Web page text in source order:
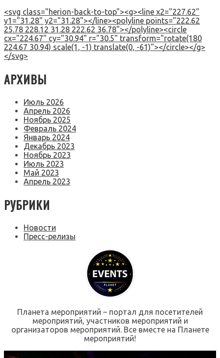
<svg class="herion-back-to-top"><g><line x2="227.62"
y1="31.28" y2="31.28"></line><polyline points="222.62
25.78 228.12 31.28 222.62 36.78"></polyline><circle
cx="224.67" cy="30.94" r="30.5" transform="rotate(180
224.67 30.94) scale(1, -1) translate(0, -61)"></circle></g>
</svg>
АРХИВЫ
Июль 2026
Апрель 2026
Ноябрь 2025
Февраль 2024
Январь 2024
Декабрь 2023
Ноябрь 2023
Июль 2023
Май 2023
Апрель 2023
РУБРИКИ
Новости
Пресс-релизы
Планета мероприятий – портал для посетителей
мероприятий, участников мероприятий и
организаторов мероприятий. Все вместе на Планете
мероприятий!